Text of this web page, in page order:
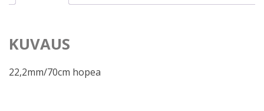
KUVAUS
22,2mm/70cm hopea